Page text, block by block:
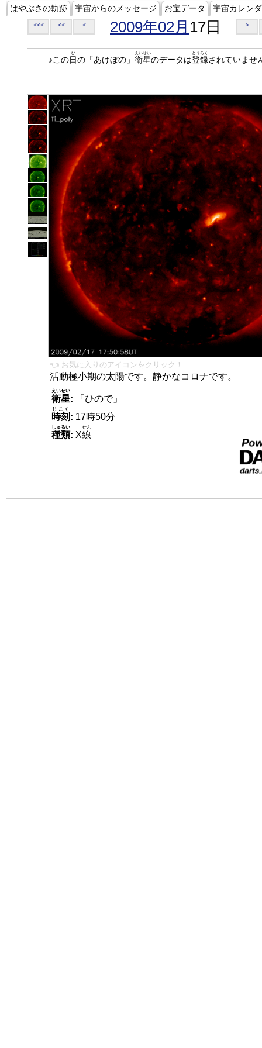
はやぶさの軌跡 宇宙からのメッセージ お宝データ 宇宙カレン
<<< << < 2009年02月 17日 >
♪この日
ひ
の「あけぼの」 衛星
えいせい
のデータは登録
とうろく
されていませ
👈 お気に入りのアイコンをクリック！
活動極小期の太陽です。静かなコロナです。
衛星
えいせい
:
「ひので」
時刻
じこく
: 17時50分
種類
しゅるい
: X線
せん